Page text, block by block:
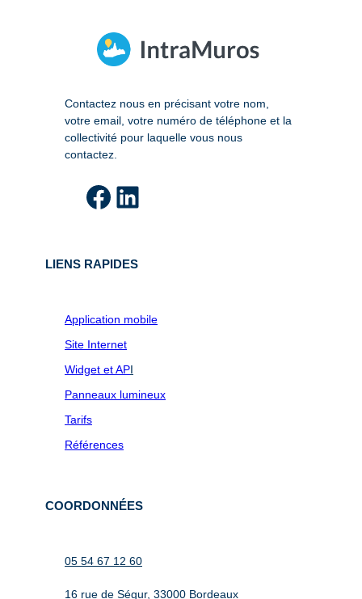
Contactez nous en précisant votre nom,
votre email, votre numéro de téléphone et la
collectivité pour laquelle vous nous
contactez.
Facebook LinkedIn
LIENS RAPIDES
Application mobile
Site Internet
Widget et API
Panneaux lumineux
Tarifs
Références
COORDONNÉES
05 54 67 12 60
16 rue de Ségur, 33000 Bordeaux